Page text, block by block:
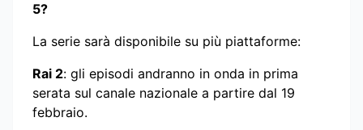
5?
La serie sarà disponibile su più piattaforme:
Rai 2: gli episodi andranno in onda in prima
serata sul canale nazionale a partire dal 19
febbraio.